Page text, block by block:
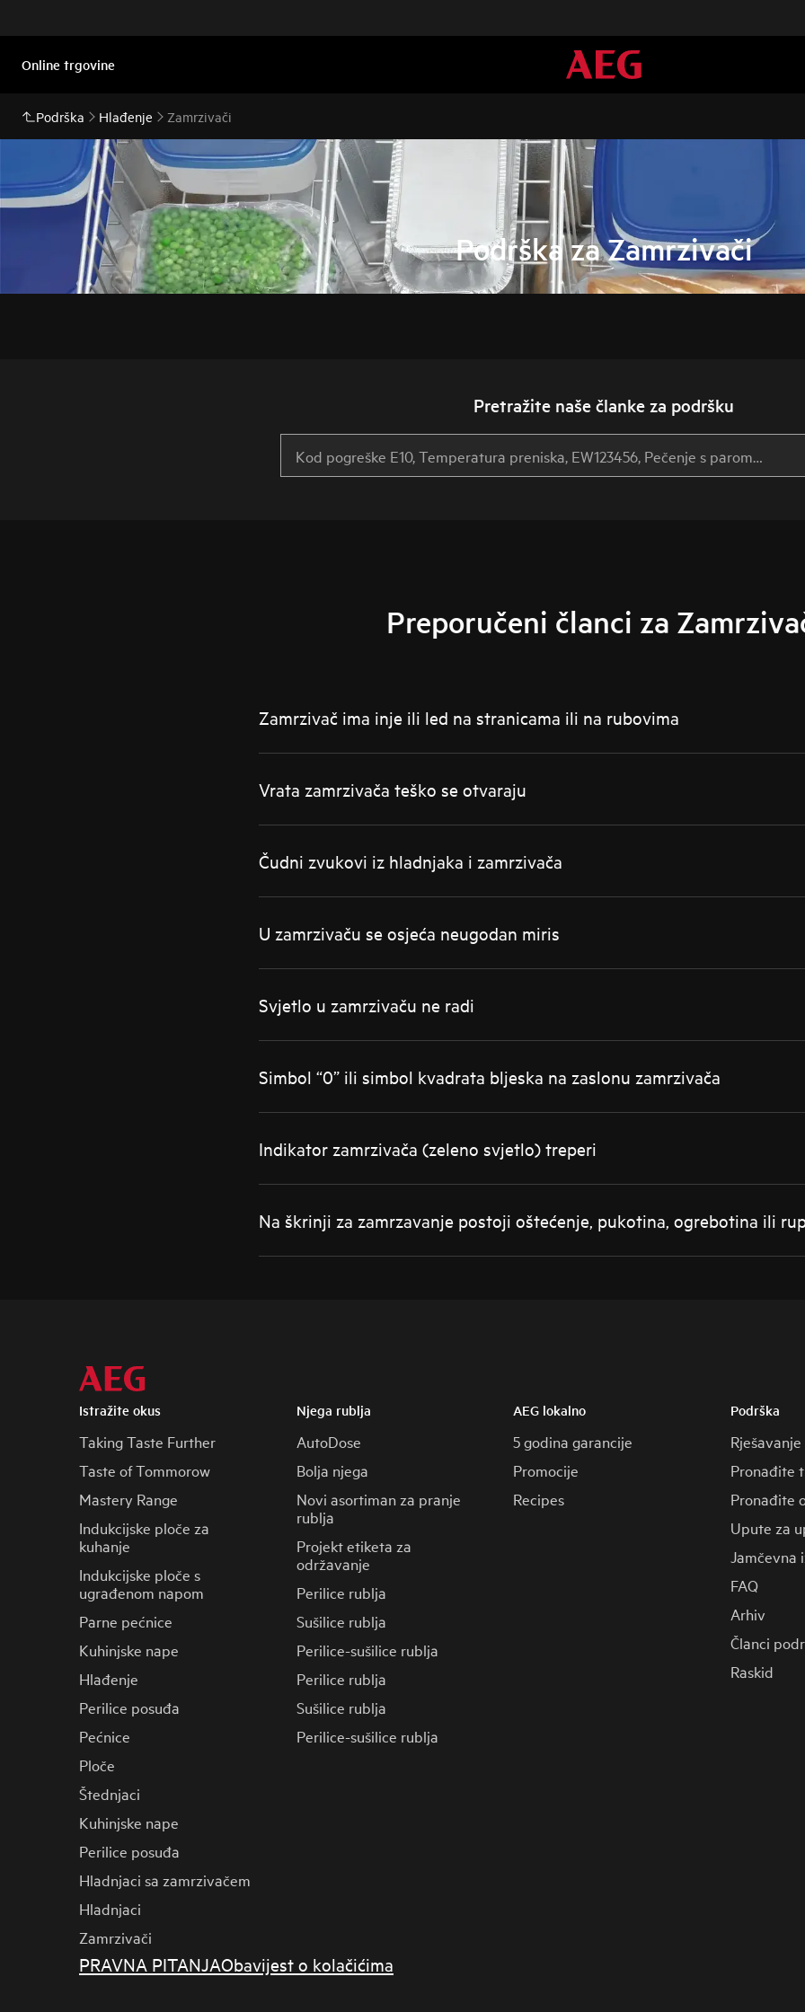
Online trgovine
Podrška Hlađenje Zamrzivači
Podrška za Zamrzivači
Pretražite naše članke za podršku
Preporučeni članci za
Zamrzivač ima inje ili led na stranicama ili na rubovima
Vrata zamrzivača teško se otvaraju
Čudni zvukovi iz hladnjaka i zamrzivača
U zamrzivaču se osjeća neugodan miris
Svjetlo u zamrzivaču ne radi
Simbol “0” ili simbol kvadrata bljeska na zaslonu zamrzivača
Indikator zamrzivača (zeleno svjetlo) treperi
Na škrinji za zamrzavanje postoji oštećenje, pukotina, ogrebotina ili
Istražite okus
Taking Taste Further
Taste of Tommorow
Mastery Range
Indukcijske ploče za
kuhanje
Indukcijske ploče s
ugrađenom napom
Parne pećnice
Kuhinjske nape
Hlađenje
Perilice posuđa
Pećnice
Ploče
Štednjaci
Kuhinjske nape
Perilice posuđa
Hladnjaci sa zamrzivačem
Hladnjaci
Zamrzivači
Njega rublja
AutoDose
Bolja njega
Novi asortiman za pranje
rublja
Projekt etiketa za
održavanje
Perilice rublja
Sušilice rublja
Perilice-sušilice rublja
Perilice rublja
Sušilice rublja
Perilice-sušilice rublja
AEG lokalno
5 godina garancije
Promocije
Recipes
Podrška
Pronađite
Pronađite
Upute za
Jamčevna
FAQ
Arhiv
Članci
Raskid
PRAVNA PITANJAObavijest o kolačićima